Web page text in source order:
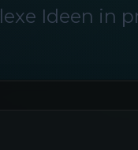
Ideen in